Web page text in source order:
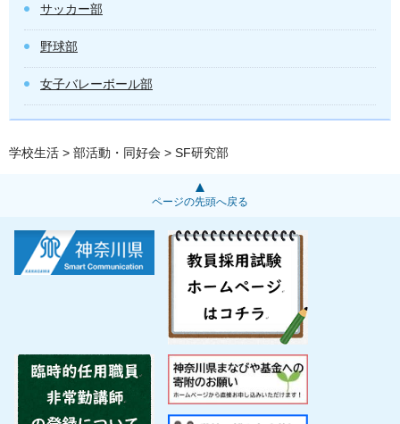
サッカー部
野球部
女子バレーボール部
学校生活 > 部活動・同好会 > SF研究部
ページの先頭へ戻る